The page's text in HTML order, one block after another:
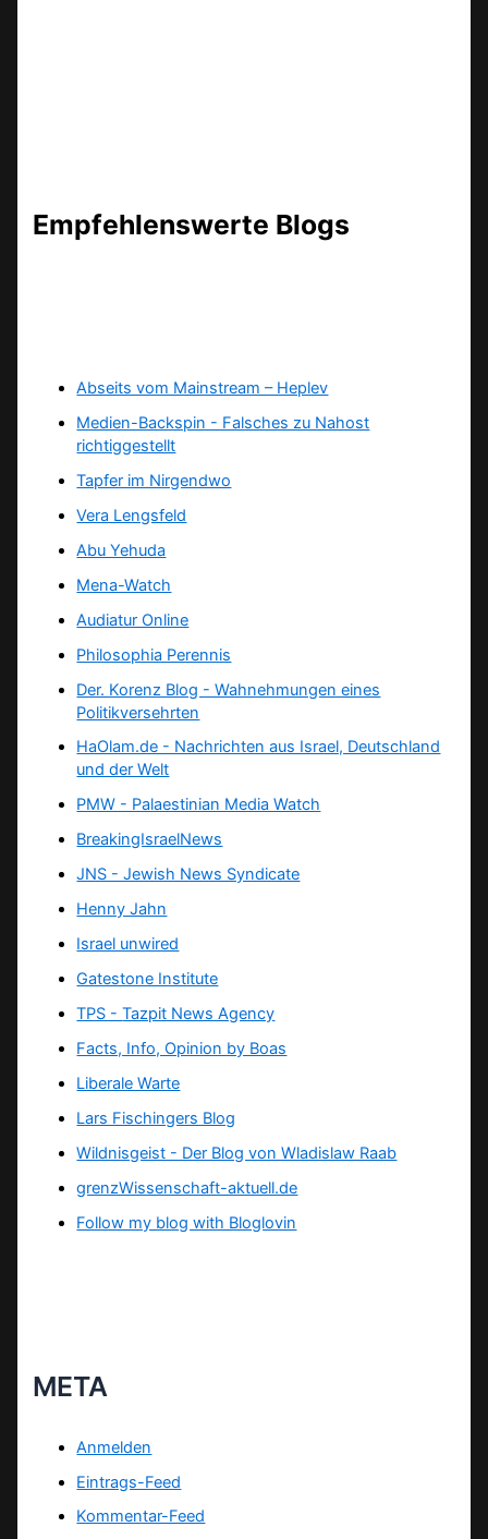
Empfehlenswerte Blogs
Abseits vom Mainstream – Heplev
Medien-Backspin - Falsches zu Nahost
richtiggestellt
Tapfer im Nirgendwo
Vera Lengsfeld
Abu Yehuda
Mena-Watch
Audiatur Online
Philosophia Perennis
Der. Korenz Blog - Wahnehmungen eines
Politikversehrten
HaOlam.de - Nachrichten aus Israel, Deutschland
und der Welt
PMW - Palaestinian Media Watch
BreakingIsraelNews
JNS - Jewish News Syndicate
Henny Jahn
Israel unwired
Gatestone Institute
TPS -Tazpit News Agency
Facts, Info, Opinion by Boas
Liberale Warte
Lars Fischingers Blog
Wildnisgeist - Der Blog von Wladislaw Raab
grenzWissenschaft-aktuell.de
Follow my blog with Bloglovin
META
Anmelden
Eintrags-Feed
Kommentar-Feed